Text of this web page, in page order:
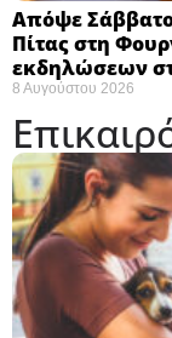
Απόψε Σάββατο
Πίτας στη
εκδηλώσεων
8 Αυγούστου 2026